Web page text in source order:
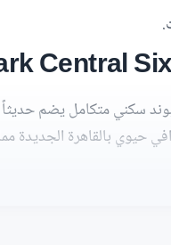
سكني متكامل يضم
حيوي بالقاهرة الجديدة
في كمبوند هايد بارك سنترال.